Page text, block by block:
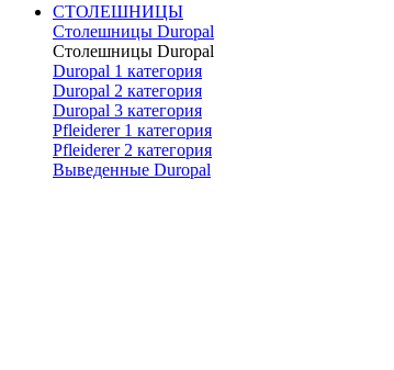
СТОЛЕШНИЦЫ
Столешницы Duropal
Столешницы Duropal
Duropal 1 категория
Duropal 2 категория
Duropal 3 категория
Pfleiderer 1 категория
Pfleiderer 2 категория
Выведенные Duropal